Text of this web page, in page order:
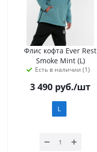
Флис кофта Ever Rest
Smoke Mint (L)
Есть в наличии (1)
3 490 руб./шт
L